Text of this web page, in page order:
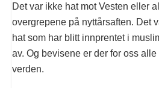
Det var ikke hat mot Vesten eller
overgrepene på nyttårsaften. Det
hat som har blitt innprentet i
av. Og bevisene er der for oss
verden.